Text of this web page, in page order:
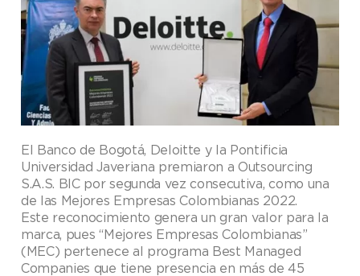
El Banco de Bogotá, Deloitte y la Pontificia
Universidad Javeriana premiaron a Outsourcing
S.A.S. BIC por segunda vez consecutiva, como una
de las Mejores Empresas Colombianas 2022.
Este reconocimiento genera un gran valor para la
marca, pues “Mejores Empresas Colombianas”
(MEC) pertenece al programa Best Managed
Companies que tiene presencia en más de 45